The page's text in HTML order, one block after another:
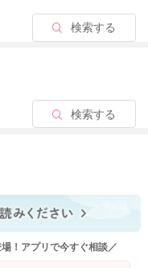
検索する
検索する
！アプリで今すぐ相談／